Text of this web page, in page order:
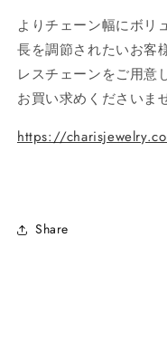
よりチェーン幅にボリ
長を調節されたいお客
レスチェーンをご用意
お買い求めくださいま
https://
Share